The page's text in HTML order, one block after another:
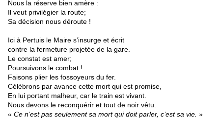
Nous la réserve bien amère :
Il veut privilégier la route;
Sa décision nous déroute !
Ici à Pertuis le Maire s’insurge et écrit
contre la fermeture projetée de la gare.
Le constat est amer;
Poursuivons le combat !
Faisons plier les fossoyeurs du fer.
Célébrons par avance cette mort qui est promise,
En lui portant malheur, car le train est vivant.
Nous devons le reconquérir et tout de noir vêtu.
« Ce n’est pas seulement sa mort qui doit parler, c’est sa vie. »